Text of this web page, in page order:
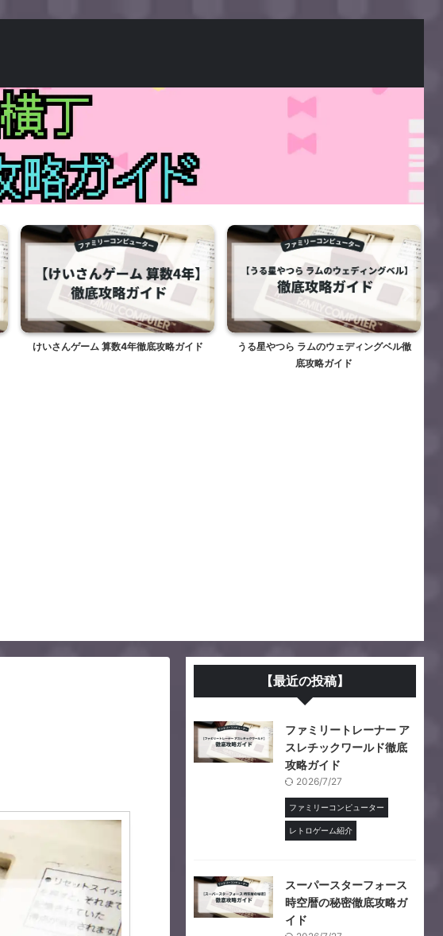
けいさんゲーム 算数4年徹底攻略ガイド
うる星やつら ラムのウェディングベル徹
底攻略ガイド
【最近の投稿】
ファミリートレーナー ア
スレチックワールド徹底
攻略ガイド
2026/7/27
ファミリーコンピューター
レトロゲーム紹介
スーパースターフォース
時空暦の秘密徹底攻略ガ
イド